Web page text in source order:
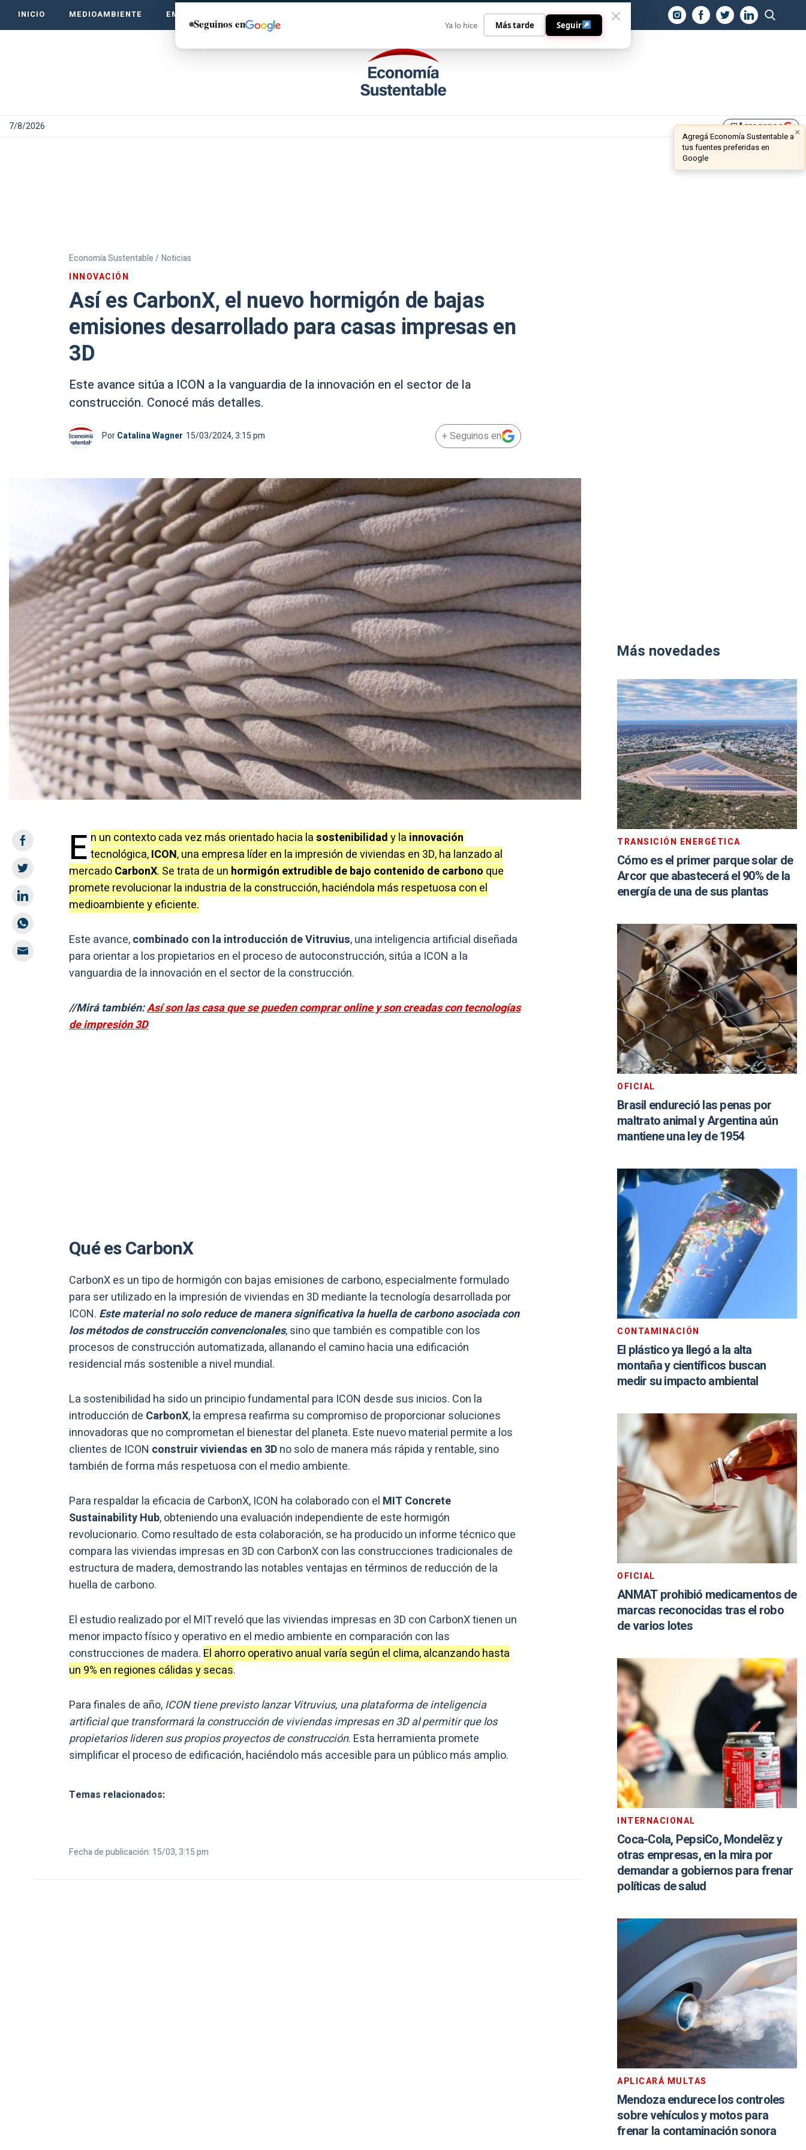
INICIO MEDIOAMBIENTE EMPRENDE VERDE CONTACTO
7/8/2026 library_addAgreganos ×
Agregá Economía Sustentable a
tus fuentes preferidas en
Google
Economía Sustentable / Noticias
INNOVACIÓN
Así es CarbonX, el nuevo hormigón de bajas
emisiones desarrollado para casas impresas en
3D
Este avance sitúa a ICON a la vanguardia de la innovación en el sector de la
construcción. Conocé más detalles.
PorCatalina Wagner 15/03/2024, 3:15 pm + Seguinos en
E n un contexto cada vez más orientado hacia lasostenibilidady la innovación
tecnológica,ICON, una empresa líder en la impresión de viviendas en 3D, ha lanzado al
mercadoCarbonX. Se trata de un hormigón extrudible de bajo contenido de carbono que
promete revolucionar la industria de la construcción, haciéndola más respetuosa con el
medioambiente y eficiente.
Este avance,combinado con la introducción de Vitruvius, una inteligencia artificial diseñada
para orientar a los propietarios en el proceso de autoconstrucción, sitúa a ICON a la
vanguardia de la innovación en el sector de la construcción.
//Mirá también:Así son las casa que se pueden comprar online y son creadas con tecnologías
de impresión 3D
Qué es CarbonX
CarbonX es un tipo de hormigón con bajas emisiones de carbono, especialmente formulado
para ser utilizado en la impresión de viviendas en 3D mediante la tecnología desarrollada por
ICON. Este material no solo reduce de manera significativa la huella de carbono asociada con
los métodos de construcción convencionales, sino que también es compatible con los
procesos de construcción automatizada, allanando el camino hacia una edificación
residencial más sostenible a nivel mundial.
La sostenibilidad ha sido un principio fundamental para ICON desde sus inicios. Con la
introducción de CarbonX, la empresa reafirma su compromiso de proporcionar soluciones
innovadoras que no comprometan el bienestar del planeta. Este nuevo material permite a los
clientes de ICON construirviviendas en 3Dno solo de manera más rápida y rentable, sino
también de forma más respetuosa con el medio ambiente.
Para respaldar la eficacia de CarbonX, ICON ha colaborado con el MIT Concrete
Sustainability Hub, obteniendo una evaluación independiente de este hormigón
revolucionario. Como resultado de esta colaboración, se ha producido un informe técnico que
compara las viviendas impresas en 3D con CarbonX con las construcciones tradicionales de
estructura de madera, demostrando las notables ventajas en términos de reducción de la
huella de carbono.
El estudio realizado por el MIT reveló que las viviendas impresas en 3D con CarbonX tienen un
menor impacto físico y operativo en el medio ambiente en comparación con las
construcciones de madera. El ahorro operativo anual varía según el clima, alcanzando hasta
un 9% en regiones cálidas y secas.
Para finales de año,ICON tiene previsto lanzar Vitruvius, una plataforma de inteligencia
artificial que transformará la construcción de viviendas impresas en 3D al permitir que los
propietarios lideren sus propios proyectos de construcción. Esta herramienta promete
simplificar el proceso de edificación, haciéndolo más accesible para un público más amplio.
Temas relacionados:
Fecha de publicación: 15/03, 3:15 pm
Más novedades
TRANSICIÓN ENERGÉTICA
Cómo es el primer parque solar de
Arcor que abastecerá el 90% de la
energía de una de sus plantas
OFICIAL
Brasil endureció las penas por
maltrato animal y Argentina aún
mantiene una ley de 1954
CONTAMINACIÓN
El plástico ya llegó a la alta
montaña y científicos buscan
medir su impacto ambiental
OFICIAL
ANMAT prohibió medicamentos de
marcas reconocidas tras el robo
de varios lotes
INTERNACIONAL
Coca-Cola, PepsiCo, Mondelēz y
otras empresas, en la mira por
demandar a gobiernos para frenar
políticas de salud
APLICARÁ MULTAS
Mendoza endurece los controles
sobre vehículos y motos para
frenar la contaminación sonora
Seguinos en Ya lo hice Más tarde Seguir